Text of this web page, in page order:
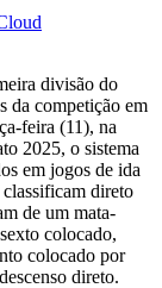
divisão do
da competição em
feira (11), na
2025, o sistema
em jogos de ida
direto
de um mata-
colocado,
colocado por
direto.